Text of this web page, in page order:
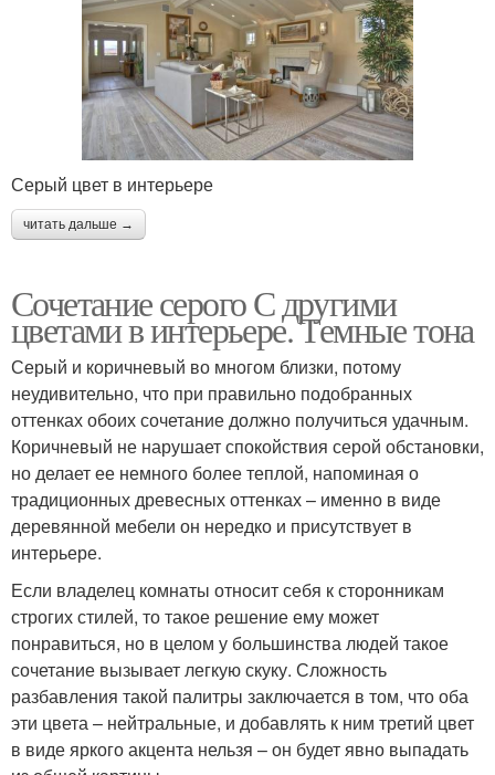
Серый цвет в интерьере
читать дальше →
Сочетание серого С другими
цветами в интерьере. Темные тона
Серый и коричневый во многом близки, потому
неудивительно, что при правильно подобранных
оттенках обоих сочетание должно получиться удачным.
Коричневый не нарушает спокойствия серой обстановки,
но делает ее немного более теплой, напоминая о
традиционных древесных оттенках – именно в виде
деревянной мебели он нередко и присутствует в
интерьере.
Если владелец комнаты относит себя к сторонникам
строгих стилей, то такое решение ему может
понравиться, но в целом у большинства людей такое
сочетание вызывает легкую скуку. Сложность
разбавления такой палитры заключается в том, что оба
эти цвета – нейтральные, и добавлять к ним третий цвет
в виде яркого акцента нельзя – он будет явно выпадать